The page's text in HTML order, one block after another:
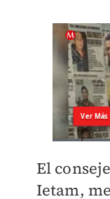
El
Ietam,